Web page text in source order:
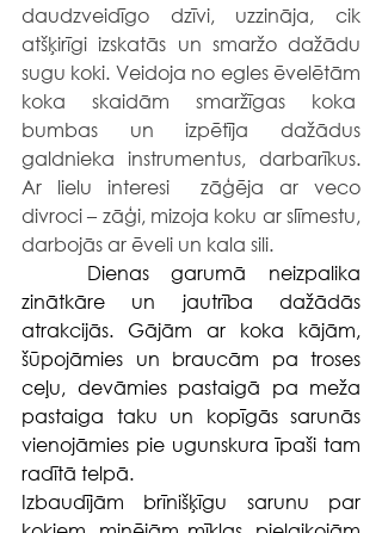
daudzveidīgo dzīvi, uzzināja, cik
atšķirīgi izskatās un smaržo dažādu
sugu koki. Veidoja no egles ēvelētām
koka skaidām smaržīgas koka
bumbas un izpētīja dažādus
galdnieka instrumentus, darbarīkus.
Ar lielu interesi  zāģēja ar veco
divroci – zāģi, mizoja koku ar slīmestu,
darbojās ar ēveli un kala sili.
zinātkāre un jautrība dažādās
atrakcijās. Gājām ar koka kājām,
šūpojāmies un braucām pa troses
ceļu, devāmies pastaigā pa meža
pastaiga taku un kopīgās sarunās
vienojāmies pie ugunskura īpaši tam
radītā telpā.
Izbaudījām brīnišķīgu sarunu par